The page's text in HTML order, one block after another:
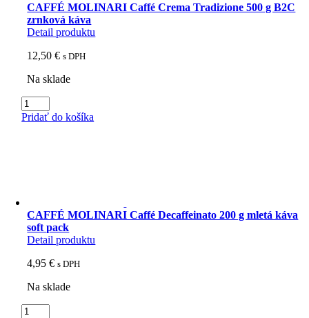
CAFFÉ MOLINARI Caffé Crema Tradizione 500 g B2C
zrnková káva
Detail produktu
12,50€ s DPH
Na sklade
množstvo
CAFFÉ
zrnková
káva
Pridať do košíka
CAFFÉ MOLINARI Caffé Decaffeinato 200 g mletá káva
soft pack
Detail produktu
4,95€ s DPH
Na sklade
množstvo